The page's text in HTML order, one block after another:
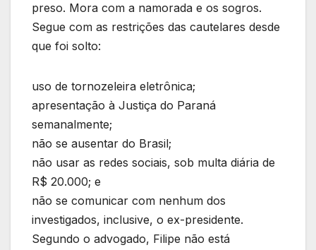
preso. Mora com a namorada e os sogros.
Segue com as restrições das cautelares desde
que foi solto:
uso de tornozeleira eletrônica;
apresentação à Justiça do Paraná
semanalmente;
não se ausentar do Brasil;
não usar as redes sociais, sob multa diária de
R$ 20.000; e
não se comunicar com nenhum dos
investigados, inclusive, o ex-presidente.
Segundo o advogado, Filipe não está